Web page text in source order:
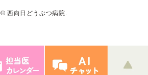
© 西向日どうぶつ病院.